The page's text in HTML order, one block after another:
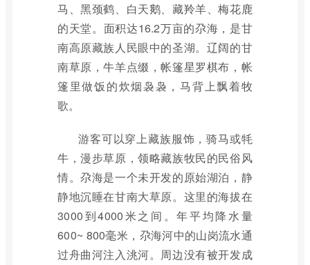
马、黑颈鹤、白天鹅、藏羚羊、梅花鹿
的天堂。面积达16.2万亩的尕海，是甘
南高原藏族人民眼中的圣湖。辽阔的甘
南草原，牛羊点缀，帐篷星罗棋布，帐
篷里做饭的炊烟袅袅，马背上飘着牧
歌。
游客可以穿上藏族服饰，骑马或牦
牛，漫步草原，领略藏族牧民的民俗风
情。尕海是一个未开发的原始湖泊，静
静地沉睡在甘南大草原。这里的海拔在
3000到4000米之间。年平均降水量
600~ 800毫米，尕海河中的山岗流水通
过舟曲河注入洮河。周边没有被开发成